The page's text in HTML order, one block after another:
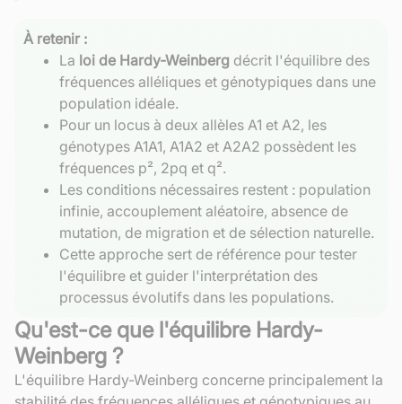
À retenir :
La loi de Hardy-Weinberg décrit l'équilibre des
fréquences alléliques et génotypiques dans une
population idéale.
Pour un locus à deux allèles A1 et A2, les
génotypes A1A1, A1A2 et A2A2 possèdent les
fréquences p², 2pq et q².
Les conditions nécessaires restent : population
infinie, accouplement aléatoire, absence de
mutation, de migration et de sélection naturelle.
Cette approche sert de référence pour tester
l'équilibre et guider l'interprétation des
processus évolutifs dans les populations.
Qu'est-ce que l'équilibre Hardy-
Weinberg ?
L'équilibre Hardy-Weinberg concerne principalement la